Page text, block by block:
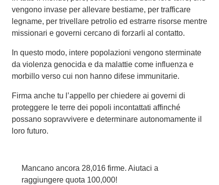
vengono invase per allevare bestiame, per trafficare
legname, per trivellare petrolio ed estrarre risorse mentre
missionari e governi cercano di forzarli al contatto.
In questo modo, intere popolazioni vengono sterminate
da violenza genocida e da malattie come influenza e
morbillo verso cui non hanno difese immunitarie.
Firma anche tu l’appello per chiedere ai governi di
proteggere le terre dei popoli incontattati affinché
possano sopravvivere e determinare autonomamente il
loro futuro.
Mancano ancora 28,016 firme. Aiutaci a
raggiungere quota 100,000!